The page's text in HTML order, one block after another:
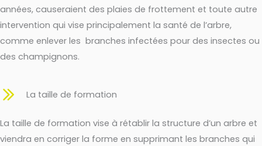
années, causeraient des plaies de frottement et toute autre
intervention qui vise principalement la santé de l’arbre,
comme enlever les branches infectées pour des insectes ou
des champignons.
La taille de formation
La taille de formation vise à rétablir la structure d’un arbre et
viendra en corriger la forme en supprimant les branches qui